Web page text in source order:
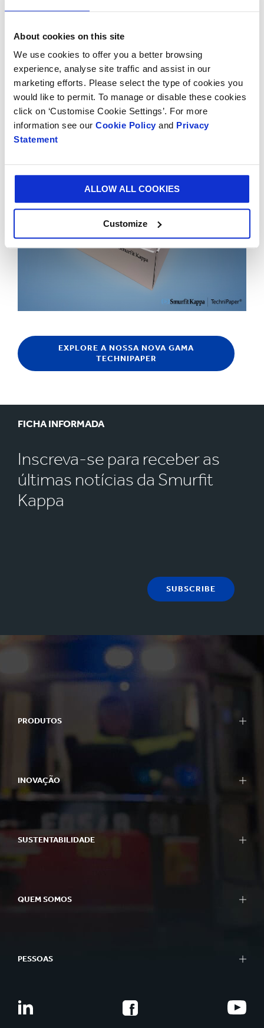
About cookies on this site
We use cookies to offer you a better browsing
experience, analyse site traffic and assist in our
marketing efforts. Please select the type of cookies you
would like to permit. To manage or disable these cookies
click on ‘Customise Cookie Settings’. For more
information see our Cookie Policy and Privacy
Statement
ALLOW ALL COOKIES
Customize
experiência e profissionalismo de toda a nossa
equipa".
Este papel inovador pertence à linha de produtos
Better Planet Packaging da Smurfit Kappa, que
oferece alternativas sustentáveis a outros materiais
de utilização única.
EXPLORE A NOSSA NOVA GAMA
TECHNIPAPER
FICHA INFORMADA
Inscreva-se para receber as
últimas notícias da Smurfit
Kappa
SUBSCRIBE
PRODUTOS
INOVAÇÃO
SUSTENTABILIDADE
QUEM SOMOS
PESSOAS